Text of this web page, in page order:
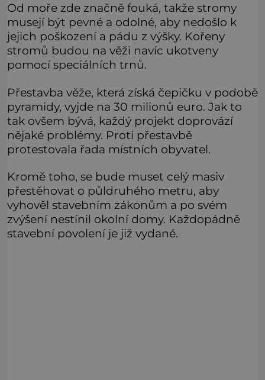
Od moře zde značně fouká, takže stromy
musejí být pevné a odolné, aby nedošlo k
jejich poškození a pádu z výšky. Kořeny
stromů budou na věži navíc ukotveny
pomocí speciálních trnů.
Přestavba věže, která získá čepičku v podobě
pyramidy, vyjde na 30 milionů euro. Jak to
tak ovšem bývá, každý projekt doprovází
nějaké problémy. Proti přestavbě
protestovala řada místních obyvatel.
Kromě toho, se bude muset celý masiv
přestěhovat o půldruhého metru, aby
vyhověl stavebním zákonům a po svém
zvýšení nestínil okolní domy. Každopádně
stavební povolení je již vydané.